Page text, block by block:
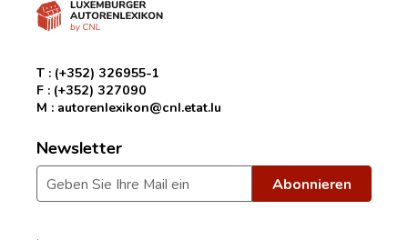
T : (+352) 326955-1
F : (+352) 327090
M : autorenlexikon@cnl.etat.lu
Newsletter